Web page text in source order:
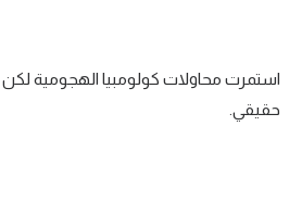
استمرت محاولات كولومبيا الهجومية
حقيقي.